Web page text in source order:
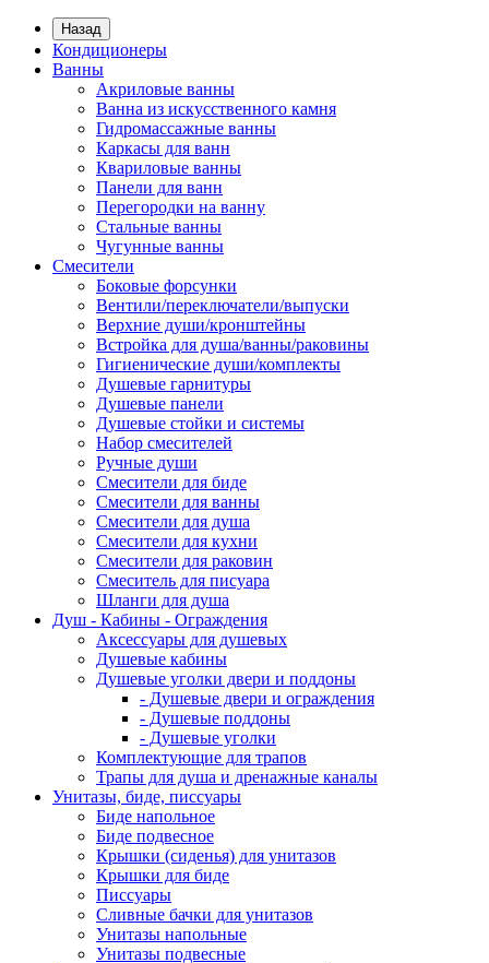
Назад
Кондиционеры
Ванны
Акриловые ванны
Ванна из искусственного камня
Гидромассажные ванны
Каркасы для ванн
Квариловые ванны
Панели для ванн
Перегородки на ванну
Стальные ванны
Чугунные ванны
Смесители
Боковые форсунки
Вентили/переключатели/выпуски
Верхние души/кронштейны
Встройка для душа/ванны/раковины
Гигиенические души/комплекты
Душевые гарнитуры
Душевые панели
Душевые стойки и системы
Набор смесителей
Ручные души
Смесители для биде
Смесители для ванны
Смесители для душа
Смесители для кухни
Смесители для раковин
Смеситель для писуара
Шланги для душа
Душ - Кабины - Ограждения
Аксессуары для душевых
Душевые кабины
Душевые уголки двери и поддоны
- Душевые двери и ограждения
- Душевые поддоны
- Душевые уголки
Комплектующие для трапов
Трапы для душа и дренажные каналы
Унитазы, биде, писсуары
Биде напольное
Биде подвесное
Крышки (сиденья) для унитазов
Крышки для биде
Писсуары
Сливные бачки для унитазов
Унитазы напольные
Унитазы подвесные